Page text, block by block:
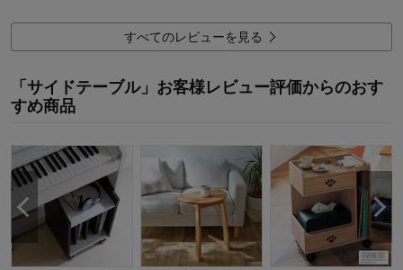
3人が参考になりました
機能
5.0
使用感・使いやすさ
購入商品：
ナチュラル
使用場所：
その他
購入のきっかけ： 買い足し
商品を使う人： 自分、その他
すべてのレビューを見る
「サイドテーブル」お客様レビュー評価からのおす
すめ商品